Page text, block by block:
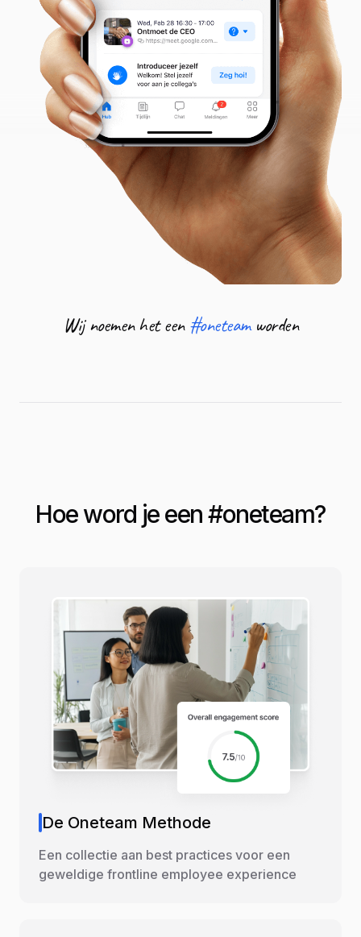
Wij noemen het een #oneteam worden
Hoe word je een #oneteam?
De Oneteam Methode
Een collectie aan best practices voor een
geweldige frontline employee experience